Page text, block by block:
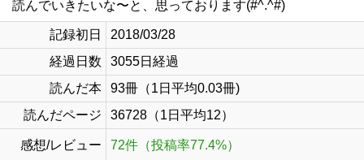
読んでいきたいな〜と、思っております(#^.^#)
記録初日
2018/03/28
経過日数
3055日経過
読んだ本
93冊（1日平均0.03冊)
読んだページ
36728（1日平均12）
感想/レビュー 72件（投稿率77.4%）